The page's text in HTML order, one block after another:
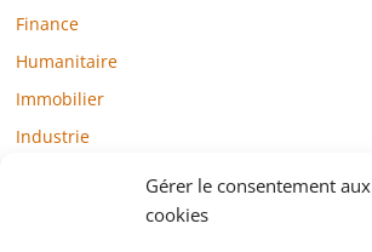
Gérer le consentement aux
cookies
Finance
Humanitaire
Immobilier
Industrie